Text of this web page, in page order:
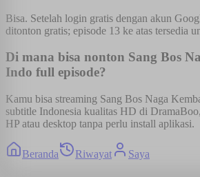
Bisa. Setelah login gratis dengan akun
ditonton gratis; episode 13 ke atas tersedia
Di mana bisa nonton Sang Bos
Indo full episode?
Kamu bisa streaming Sang Bos Naga
subtitle Indonesia kualitas HD di
HP atau desktop tanpa perlu install aplikasi.
Beranda Riwayat Saya